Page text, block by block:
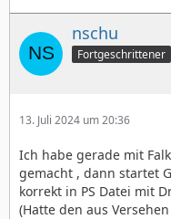
nschu
Fortgeschrittener
13. Juli 2024 um 20:36
Ich habe gerade mit
gemacht , dann startet
korrekt in PS Datei mit
(Hatte den aus